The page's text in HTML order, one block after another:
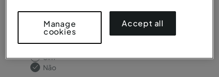
Precisa de catering?
Sim
Não
Manage
cookies
Accept all